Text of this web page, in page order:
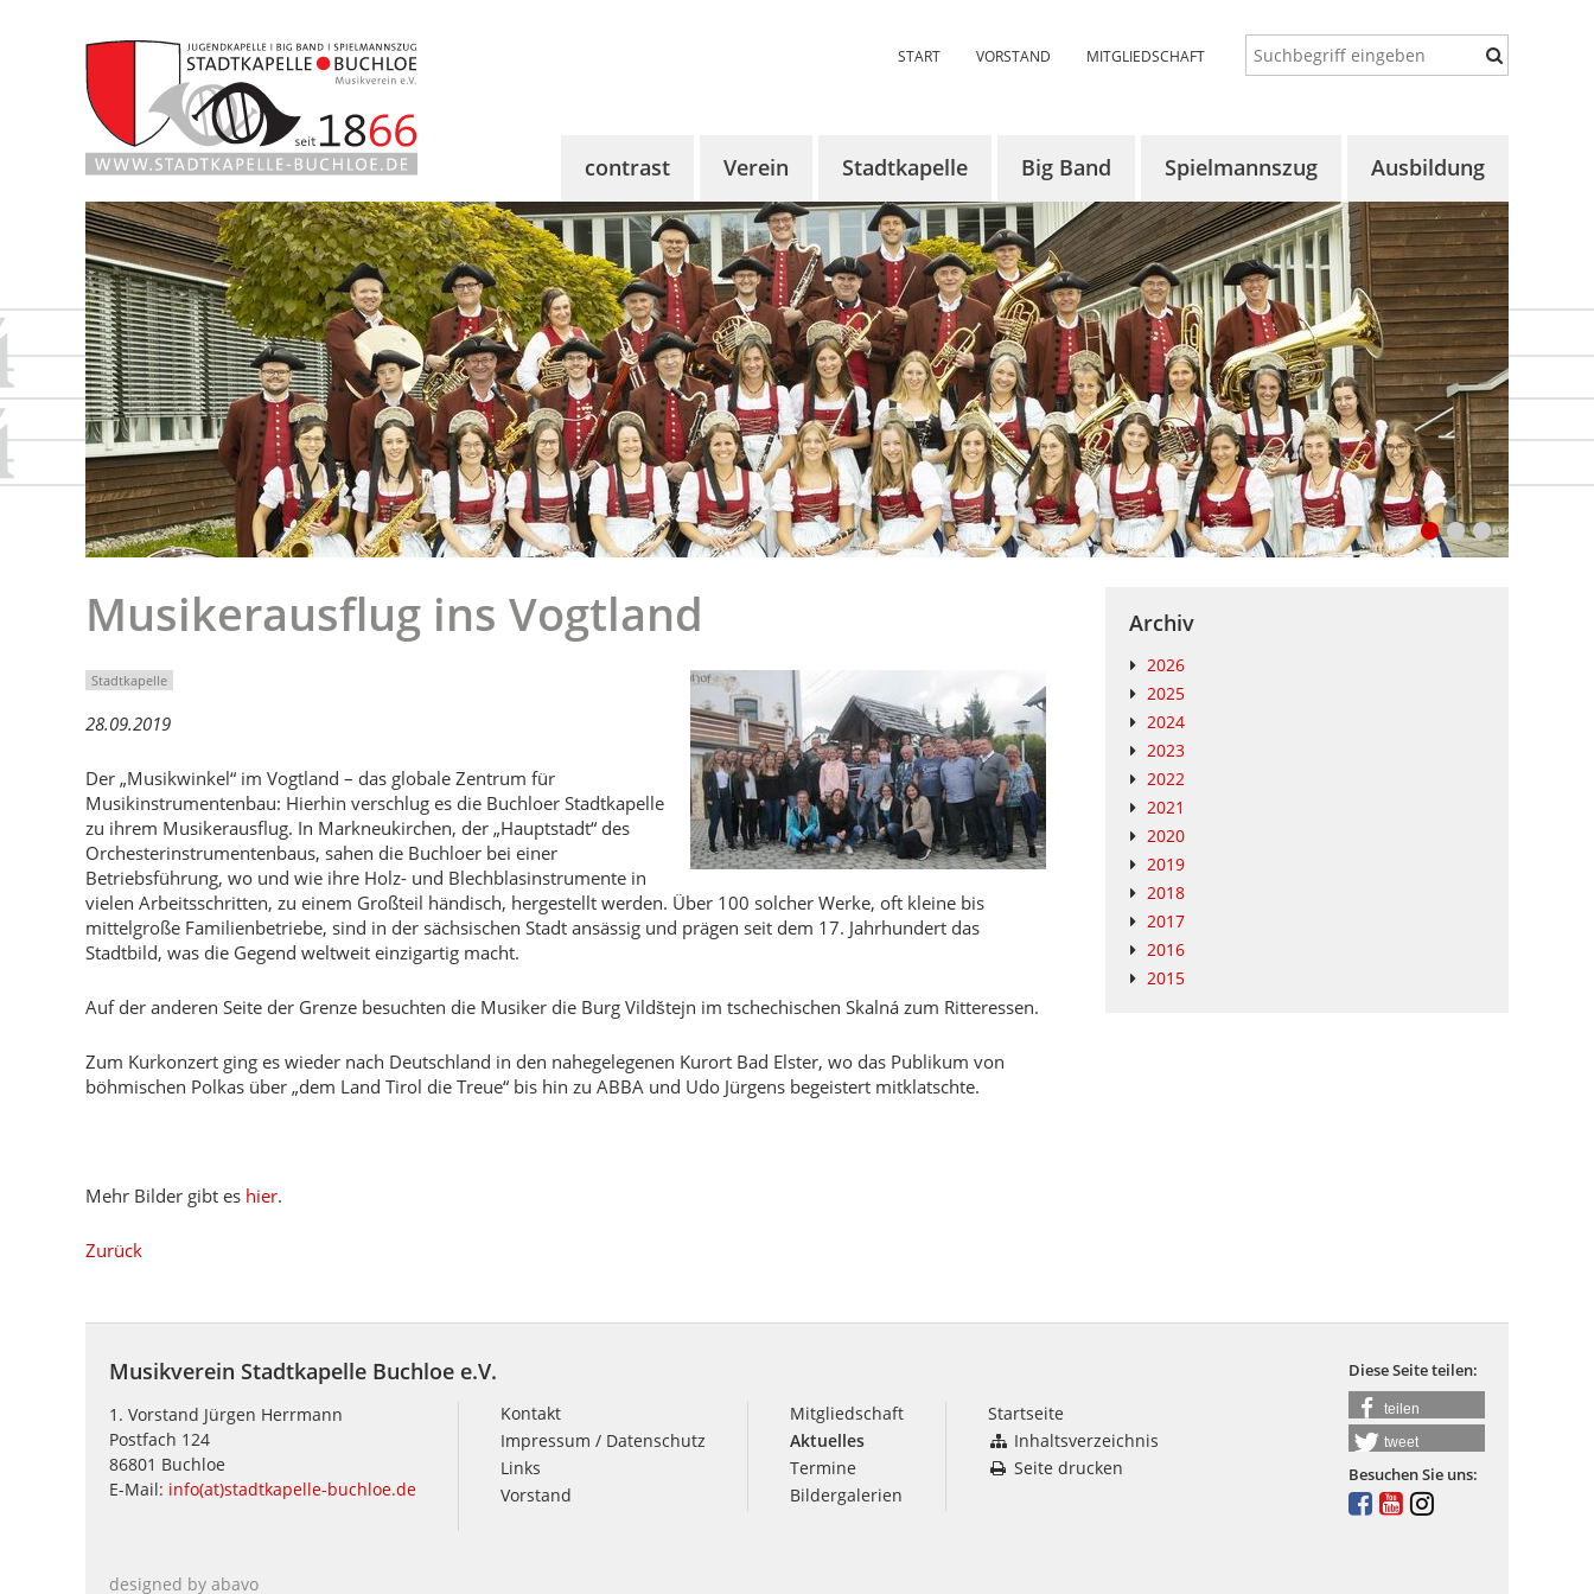
START VORSTAND MITGLIEDSCHAFT
contrast
Über contrast
KünstlerInnen
Tickets
Sponsoren
contrast 2024
Verein
Über uns
Aktuelles
Termine
Vorstandschaft
Probenraum
Mitglied werden
Chronik
Stadtkapelle
Über uns
Aktuelles
Termine
Dirigent
Register
Chronik
Bildergalerie
Big Band
Über uns
Aktuelles
Termine
Bildergalerie
Spielmannszug
Über uns
Aktuelles
Termine
Proben
Chronik
Bildergalerie
Ausbildung
Konzept
Auftaktorchester
Vororchester
Bläserklassen
Aktuelles
Termine
Bildergalerie
Musikerausflug ins Vogtland
Stadtkapelle
28.09.2019
Der „Musikwinkel“ im Vogtland – das globale Zentrum für
Musikinstrumentenbau: Hierhin verschlug es die Buchloer Stadtkapelle
zu ihrem Musikerausflug. In Markneukirchen, der „Hauptstadt“ des
Orchesterinstrumentenbaus, sahen die Buchloer bei einer
Betriebsführung, wo und wie ihre Holz- und Blechblasinstrumente in
vielen Arbeitsschritten, zu einem Großteil händisch, hergestellt werden. Über 100 solcher Werke, oft kleine bis
mittelgroße Familienbetriebe, sind in der sächsischen Stadt ansässig und prägen seit dem 17. Jahrhundert das
Stadtbild, was die Gegend weltweit einzigartig macht.
Auf der anderen Seite der Grenze besuchten die Musiker die Burg Vildštejn im tschechischen Skalná zum Ritteressen.
Zum Kurkonzert ging es wieder nach Deutschland in den nahegelegenen Kurort Bad Elster, wo das Publikum von
böhmischen Polkas über „dem Land Tirol die Treue“ bis hin zu ABBA und Udo Jürgens begeistert mitklatschte.
Mehr Bilder gibt es hier.
Zurück
Archiv
2026
2025
2024
2023
2022
2021
2020
2019
2018
2017
2016
2015
Musikverein Stadtkapelle Buchloe e.V.
1. Vorstand Jürgen Herrmann
Postfach 124
86801 Buchloe
E-Mail: info(at)stadtkapelle-buchloe.de
Kontakt
Impressum / Datenschutz
Links
Vorstand
Mitgliedschaft
Aktuelles
Termine
Bildergalerien
Startseite
Inhaltsverzeichnis
Seite drucken
Diese Seite teilen:
teilen
tweet
Besuchen Sie uns:
designed by abavo